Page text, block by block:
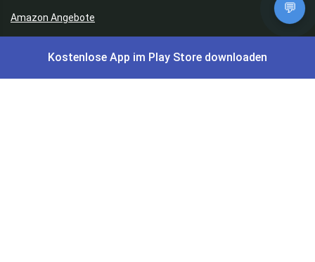
Amazon Angebote
AOK Gratisgeschenke
💬
Kostenlose App im Play Store downloaden